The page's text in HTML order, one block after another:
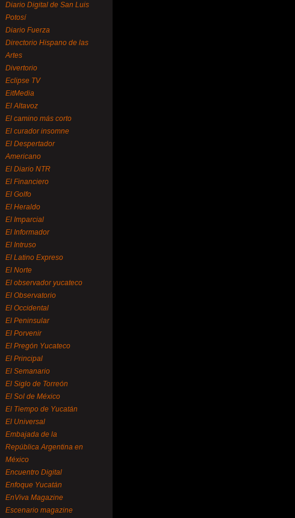
Diario Digital de San Luis
Potosí
Diario Fuerza
Directorio Hispano de las
Artes
Divertorio
Eclipse TV
EitMedia
El Altavoz
El camino más corto
El curador insomne
El Despertador
Americano
El Diario NTR
El Financiero
El Golfo
El Heraldo
El Imparcial
El Informador
El Intruso
El Latino Expreso
El Norte
El observador yucateco
El Observatorio
El Occidental
El Peninsular
El Porvenir
El Pregón Yucateco
El Principal
El Semanario
El Siglo de Torreón
El Sol de México
El Tiempo de Yucatán
El Universal
Embajada de la
República Argentina en
México
Encuentro Digital
Enfoque Yucatán
EnViva Magazine
Escenario magazine